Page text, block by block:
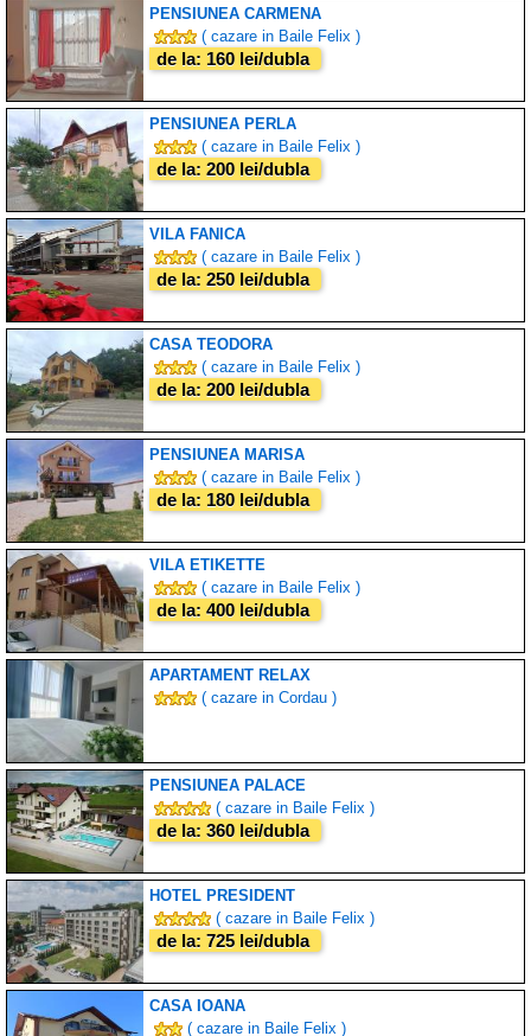
PENSIUNEA CARMENA
( cazare in Baile Felix )
de la: 160 lei/dubla
PENSIUNEA PERLA
( cazare in Baile Felix )
de la: 200 lei/dubla
VILA FANICA
( cazare in Baile Felix )
de la: 250 lei/dubla
CASA TEODORA
( cazare in Baile Felix )
de la: 200 lei/dubla
PENSIUNEA MARISA
( cazare in Baile Felix )
de la: 180 lei/dubla
VILA ETIKETTE
( cazare in Baile Felix )
de la: 400 lei/dubla
APARTAMENT RELAX
( cazare in Cordau )
PENSIUNEA PALACE
( cazare in Baile Felix )
de la: 360 lei/dubla
HOTEL PRESIDENT
( cazare in Baile Felix )
de la: 725 lei/dubla
CASA IOANA
( cazare in Baile Felix )